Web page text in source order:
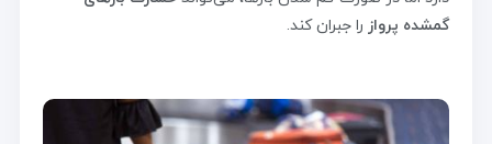
گمشده پرواز را جبران کند.